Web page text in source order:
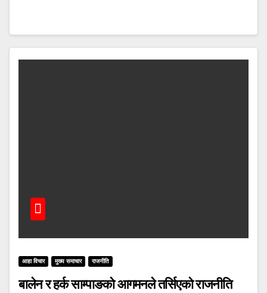
आहा विचार मुख्य समाचार राजनीति
बालेन र हर्क साम्पाङको आगमनले तर्सिएको राजनीति